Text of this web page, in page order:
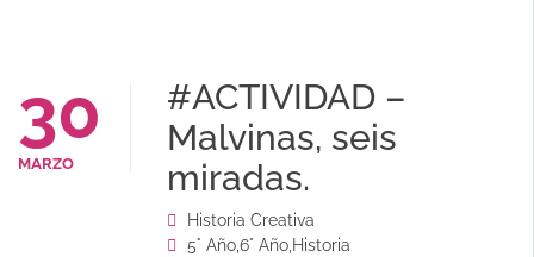
30
MARZO
#ACTIVIDAD –
Malvinas, seis
miradas.
Historia Creativa
5° Año,6° Año,Historia